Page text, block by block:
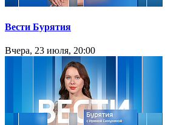
Вести Бурятия
Вчера, 23 июля, 20:00